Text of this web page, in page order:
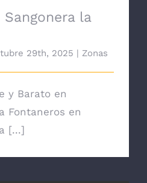
la
29th, 2025 | Zonas
y Barato en
Fontaneros en
[...]